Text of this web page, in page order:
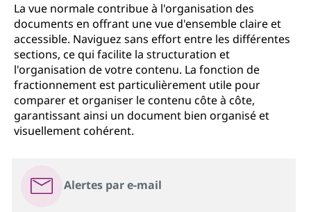
La vue normale contribue à l'organisation des
documents en offrant une vue d'ensemble claire et
accessible. Naviguez sans effort entre les différentes
sections, ce qui facilite la structuration et
l'organisation de votre contenu. La fonction de
fractionnement est particulièrement utile pour
comparer et organiser le contenu côte à côte,
garantissant ainsi un document bien organisé et
visuellement cohérent.
Alertes par e-mail